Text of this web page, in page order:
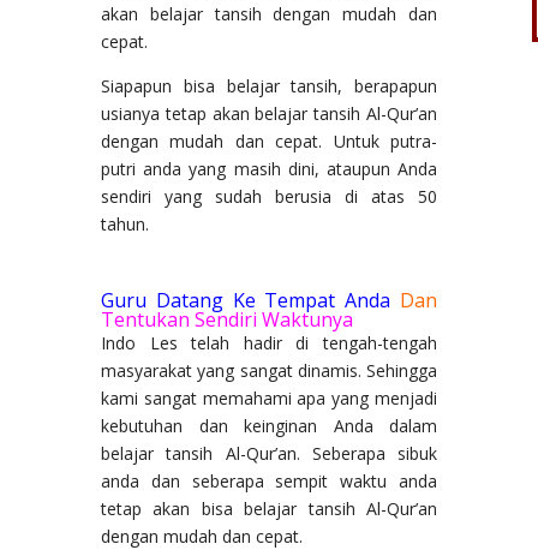
akan belajar tansih dengan mudah dan
cepat.
Siapapun bisa belajar tansih, berapapun
usianya tetap akan belajar tansih Al-Qur’an
dengan mudah dan cepat. Untuk putra-
putri anda yang masih dini, ataupun Anda
sendiri yang sudah berusia di atas 50
tahun.
Guru Datang Ke Tempat Anda Dan
Tentukan Sendiri Waktunya
Indo Les telah hadir di tengah-tengah
masyarakat yang sangat dinamis. Sehingga
kami sangat memahami apa yang menjadi
kebutuhan dan keinginan Anda dalam
belajar tansih Al-Qur’an. Seberapa sibuk
anda dan seberapa sempit waktu anda
tetap akan bisa belajar tansih Al-Qur’an
dengan mudah dan cepat.